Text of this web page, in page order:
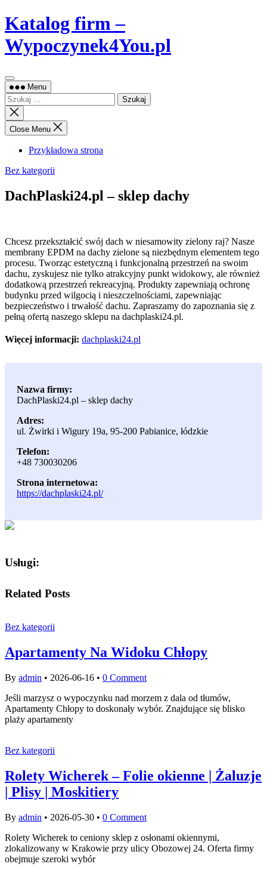
Skip
to
content
Katalog firm –
Wypoczynek4You.pl
Menu
Szukaj:
Close
search
Close Menu
Przykładowa strona
Bez kategorii
DachPlaski24.pl – sklep dachy
Chcesz przekształcić swój dach w niesamowity zielony raj? Nasze
membrany EPDM na dachy zielone są niezbędnym elementem tego
procesu. Tworząc estetyczną i funkcjonalną przestrzeń na swoim
dachu, zyskujesz nie tylko atrakcyjny punkt widokowy, ale również
dodatkową przestrzeń rekreacyjną. Produkty zapewniają ochronę
budynku przed wilgocią i nieszczelnościami, zapewniając
bezpieczeństwo i trwałość dachu. Zapraszamy do zapoznania się z
pełną ofertą naszego sklepu na dachplaski24.pl.
Więcej informacji: dachplaski24.pl
Nazwa firmy:
DachPlaski24.pl – sklep dachy
Adres:
ul. Żwirki i Wigury 19a, 95-200 Pabianice, łódzkie
Telefon:
+48 730030206
Strona internetowa:
https://dachplaski24.pl/
Usługi:
Related Posts
Bez kategorii
Apartamenty Na Widoku Chłopy
By admin • 2026-06-16 • 0 Comment
Jeśli marzysz o wypoczynku nad morzem z dala od tłumów,
Apartamenty Chłopy to doskonały wybór. Znajdujące się blisko
plaży apartamenty
Bez kategorii
Rolety Wicherek – Folie okienne | Żaluzje
| Plisy | Moskitiery
By admin • 2026-05-30 • 0 Comment
Rolety Wicherek to ceniony sklep z osłonami okiennymi,
zlokalizowany w Krakowie przy ulicy Obozowej 24. Oferta firmy
obejmuje szeroki wybór